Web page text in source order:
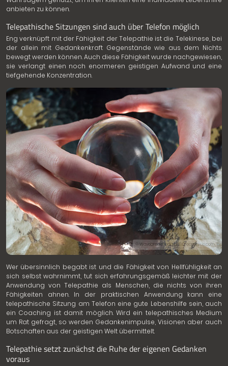
anbieten zu können.
Telepathische Sitzungen sind auch über Telefon möglich
Eng verknüpft mit der Fähigkeit der Telepathie ist die Telekinese, bei
der allein mit Gedankenkraft Gegenstände wie aus dem Nichts
bewegt werden können. Auch diese Fähigkeit wurde nachgewiesen,
sie verlangt einen noch enormeren geistigen Aufwand und eine
tiefgehende Konzentration.
© Wavebreakmedia Ltd | Dreamstime.com
Wer übersinnlich begabt ist und die Fähigkeit von Hellfühligkeit an
sich selbst wahrnimmt, tut sich erfahrungsgemäß leichter mit der
Anwendung von Telepathie als Menschen, die nichts von ihren
Fähigkeiten ahnen. In der praktischen Anwendung kann eine
telepathische Sitzung am Telefon eine gute Lebenshilfe sein, auch
ein Coaching ist damit möglich. Wird ein telepathisches Medium
um Rat gefragt, so werden Gedankenimpulse, Visionen aber auch
Botschaften aus der geistigen Welt übermittelt.
Telepathie setzt zunächst die Ruhe der eigenen Gedanken
voraus